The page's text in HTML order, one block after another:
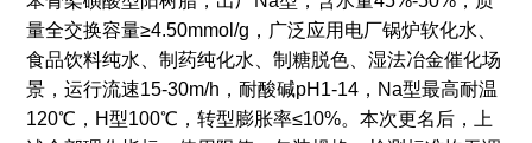
量全交换容量≥4.50mmol/g，广泛应用电厂锅炉软化水、
食品饮料纯水、制药纯化水、制糖脱色、湿法冶金催化场
景，运行流速15-30m/h，耐酸碱pH1-14，Na型最高耐温
120℃，H型100℃，转型膨胀率≤10%。本次更名后，上